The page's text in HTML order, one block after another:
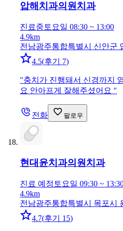
압해치과의원치과
진료중 토요일 08:30 ~ 13:00
4.9km
전남광주통합특별시 신안군
4.5(후기 7)
"충치가 진행돼서 신경까지
요 안아프게 잘해주셨어요 "
전화 팔로우
현대윤치과의원 치과
진료 예정 토요일 09:30 ~
4.9km
전남광주통합특별시 목포시
4.7(후기 15)